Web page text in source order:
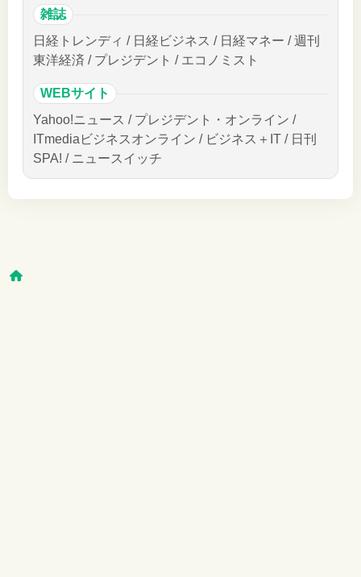
雑誌
日経トレンディ / 日経ビジネス / 日経マネー / 週刊
東洋経済 / プレジデント / エコノミスト
WEBサイト
Yahoo!ニュース / プレジデント・オンライン /
ITmediaビジネスオンライン / ビジネス＋IT / 日刊
SPA! / ニュースイッチ